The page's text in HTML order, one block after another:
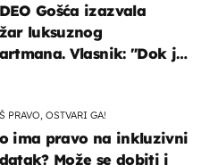
Gošća izazvala
luksuznog
Vlasnik: "Dok je
PRAVO, OSTVARI GA!
ima pravo na inkluzivni
Može se dobiti i